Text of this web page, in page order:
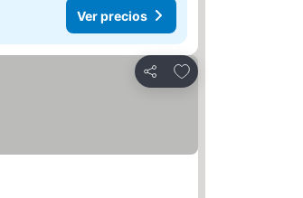
Ver precios
Compartir
Añadir a favoritos